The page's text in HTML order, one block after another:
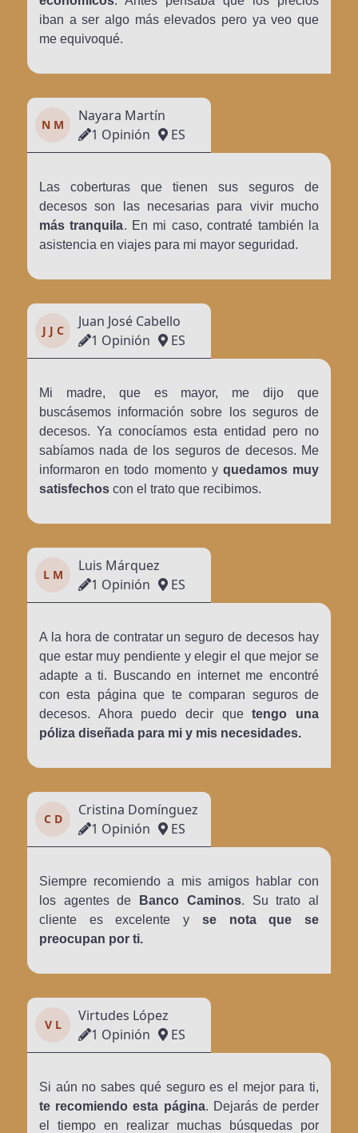
iban a ser algo más elevados pero ya veo que
me equivoqué.
N M
Nayara Martín
1 Opinión
ES
Las coberturas que tienen sus seguros de
decesos son las necesarias para vivir mucho
más tranquila. En mi caso, contraté también la
asistencia en viajes para mi mayor seguridad.
J J C
Juan José Cabello
1 Opinión
ES
Mi madre, que es mayor, me dijo que
buscásemos información sobre los seguros de
decesos. Ya conocíamos esta entidad pero no
sabíamos nada de los seguros de decesos. Me
informaron en todo momento y quedamos muy
satisfechos con el trato que recibimos.
L M
Luis Márquez
1 Opinión
ES
A la hora de contratar un seguro de decesos hay
que estar muy pendiente y elegir el que mejor se
adapte a ti. Buscando en internet me encontré
con esta página que te comparan seguros de
decesos. Ahora puedo decir quetengo una
póliza diseñada para mi y mis necesidades.
C D
Cristina Domínguez
1 Opinión
ES
Siempre recomiendo a mis amigos hablar con
los agentes de
Banco Caminos. Su trato al
cliente es excelente y se nota que se
preocupan por ti.
V L
Virtudes López
1 Opinión
ES
Si aún no sabes qué seguro es el mejor para ti,
te recomiendo esta página. Dejarás de perder
el tiempo en realizar muchas búsquedas por